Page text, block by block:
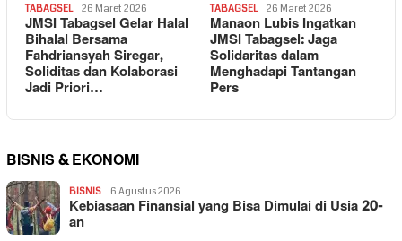
TABAGSEL 26 Maret 2026
JMSI Tabagsel Gelar Halal
Bihalal Bersama
Fahdriansyah Siregar,
Soliditas dan Kolaborasi
Jadi Priori…
TABAGSEL 26 Maret 2026
Manaon Lubis Ingatkan
JMSI Tabagsel: Jaga
Solidaritas dalam
Menghadapi Tantangan
Pers
BISNIS & EKONOMI
BISNIS 6 Agustus 2026
Kebiasaan Finansial yang Bisa Dimulai di Usia 20-
an